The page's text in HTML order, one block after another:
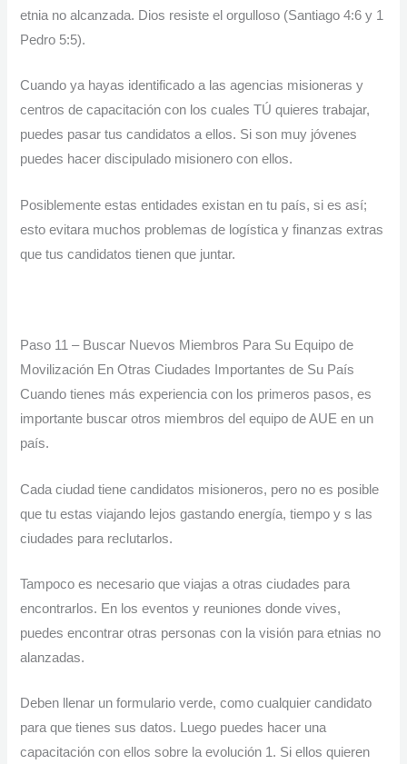
etnia no alcanzada. Dios resiste el orgulloso (Santiago 4:6 y 1
Pedro 5:5).
Cuando ya hayas identificado a las agencias misioneras y
centros de capacitación con los cuales TÚ quieres trabajar,
puedes pasar tus candidatos a ellos. Si son muy jóvenes
puedes hacer discipulado misionero con ellos.
Posiblemente estas entidades existan en tu país, si es así;
esto evitara muchos problemas de logística y finanzas extras
que tus candidatos tienen que juntar.
Paso 11 – Buscar Nuevos Miembros Para Su Equipo de
Movilización En Otras Ciudades Importantes de Su País
Cuando tienes más experiencia con los primeros pasos, es
importante buscar otros miembros del equipo de AUE en un
país.
Cada ciudad tiene candidatos misioneros, pero no es posible
que tu estas viajando lejos gastando energía, tiempo y s las
ciudades para reclutarlos.
Tampoco es necesario que viajas a otras ciudades para
encontrarlos. En los eventos y reuniones donde vives,
puedes encontrar otras personas con la visión para etnias no
alanzadas.
Deben llenar un formulario verde, como cualquier candidato
para que tienes sus datos. Luego puedes hacer una
capacitación con ellos sobre la evolución 1. Si ellos quieren